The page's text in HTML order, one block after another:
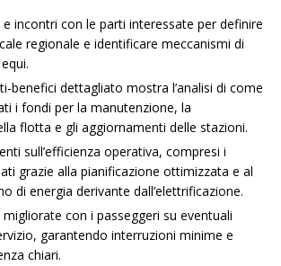
e incontri con le parti interessate per definire
regionale e identificare meccanismi di
benefici dettagliato mostra l’analisi di come
i fondi per la manutenzione, la
flotta e gli aggiornamenti delle stazioni.
sull’efficienza operativa, compresi i
grazie alla pianificazione ottimizzata e al
di energia derivante dall’elettrificazione.
con i passeggeri su eventuali
garantendo interruzioni minime e
chiari.